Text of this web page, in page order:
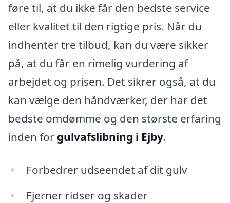
føre til, at du ikke får den bedste service
eller kvalitet til den rigtige pris. Når du
indhenter tre tilbud, kan du være sikker
på, at du får en rimelig vurdering af
arbejdet og prisen. Det sikrer også, at du
kan vælge den håndværker, der har det
bedste omdømme og den største erfaring
inden for gulvafslibning i Ejby.
Forbedrer udseendet af dit gulv
Fjerner ridser og skader